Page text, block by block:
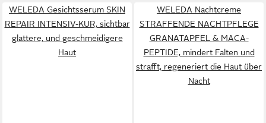
WELEDA Gesichtsserum SKIN
REPAIR INTENSIV-KUR, sichtbar
glattere, und geschmeidigere
Haut
WELEDA Nachtcreme
STRAFFENDE NACHTPFLEGE
GRANATAPFEL & MACA-
PEPTIDE, mindert Falten und
strafft, regeneriert die Haut über
Nacht